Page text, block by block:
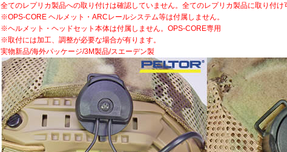
全てのレプリカ製品への取り付けは確認していません。全てのレプリカ製品に取り付け
※OPS-CORE ヘルメット・ARCレールシステム等は付属しません。
※ヘルメット・ヘッドセット本体は付属しません。OPS-CORE専用
※取付には加工、調整が必要な場合が有ります。
実物新品/海外パッケージ/3M製品/スエーデン製